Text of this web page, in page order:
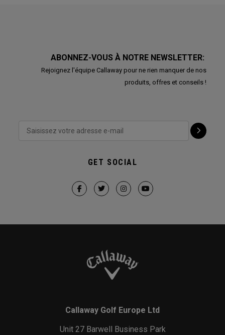
ABONNEZ-VOUS À NOTRE NEWSLETTER:
Rejoignez l'équipe Callaway pour ne rien manquer de nos
produits, offres et conseils !
GET SOCIAL
Callaway Golf Europe Ltd
Unit 27 Barwell Business Park